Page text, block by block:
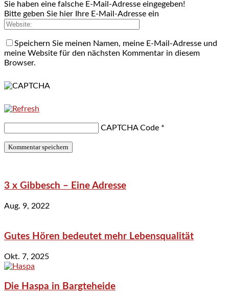
Sie haben eine falsche E-Mail-Adresse eingegeben!
Bitte geben Sie hier Ihre E-Mail-Adresse ein
Speichern Sie meinen Namen, meine E-Mail-Adresse und
meine Website für den nächsten Kommentar in diesem
Browser.
CAPTCHA Code *
3 x Gibbesch – Eine Adresse
Aug. 9, 2022
Gutes Hören bedeutet mehr Lebensqualität
Okt. 7, 2025
Die Haspa in Bargteheide